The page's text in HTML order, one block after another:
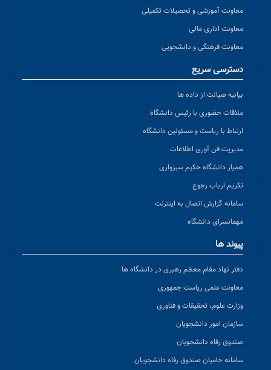
معاونت آموزشی و تحصیلات تکمیلی
معاونت اداری مالی
معاونت فرهنگی و دانشجویی
دسترسی سریع
بیانیه صیانت از داده ها
ملاقات حضوری با رئیس دانشگاه
ارتباط با ریاست و مسئولین دانشگاه
مدیریت فن آوری اطلاعات
همیار دانشگاه حکیم سبزواری
تکریم ارباب رجوع
سامانه گزارش اتصال به اینترنت
مهمانسرای دانشگاه
پیوند ها
دفتر نهاد مقام معظم رهبری در دانشگاه ها
معاونت علمی ریاست جمهوری
وزارت علوم، تحقیقات و فناوری
سازمان امور دانشجویان
صندوق رفاه دانشجویان
سامانه حامیان صندوق رفاه دانشجویان